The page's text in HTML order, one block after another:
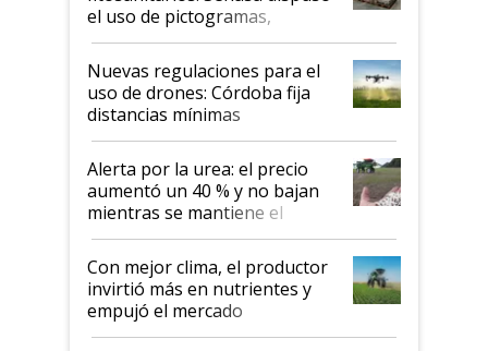
el uso de pictogramas,
palabras de advertencia e
indicaciones
Nuevas regulaciones para el
uso de drones: Córdoba fija
distancias mínimas
Alerta por la urea: el precio
aumentó un 40 % y no bajan
mientras se mantiene el
conflicto en Medio Oriente
Con mejor clima, el productor
invirtió más en nutrientes y
empujó el mercado